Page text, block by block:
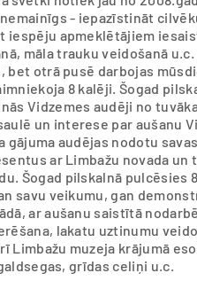
- iepazīstināt
iespēju apmeklētājiem
māla trauku veidošanā
bet otrā pusē darbojas
8 kalēji. Šogad
Vidzemes audēji no
un interese par aušanu
gājuma audējas nodotu
ar Limbažu novada un
Šogad pilskalnā pulcēsies
savu veikumu, gan
ar aušanu saistītā
lakatu uztinumu
Limbažu muzeja krājumā
grīdas celiņi u.c.